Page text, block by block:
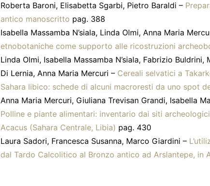
Roberta Baroni, Elisabetta Sgarbi, Pietro Baraldi –
antico manoscritto pag. 388
Isabella Massamba N’siala, Linda Olmi, Anna Maria
etnobotaniche come supporto alle ricostruzioni
Linda Olmi, Isabella Massamba N’siala, Fabrizio
Di Lernia, Anna Maria Mercuri – Cereali selvatici a
Sahara libico: schede di alcuni macroresti da uno spot
Anna Maria Mercuri, Giuliana Trevisan Grandi, Isabella
Polline e piante alimentari: inventario dai siti
Acacus (Sahara Centrale, Libia) pag. 430
Laura Sadori, Francesca Susanna, Marco Giardini –
dal Tardo Calcolitico al Bronzo antico ad Arslantepe, in